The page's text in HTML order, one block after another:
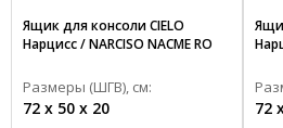
Ящик для консоли CIELO
Нарцисс / NARCISO NACME RO
Размеры (ШГВ), см:
72 x 50 x 20
72